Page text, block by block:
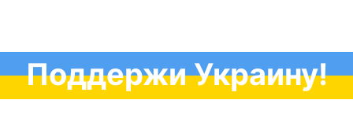
Поддержи Украину!